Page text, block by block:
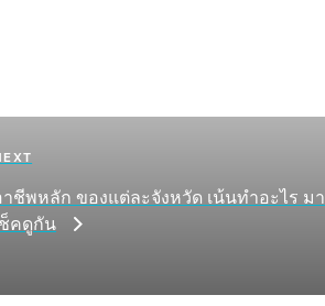
Post
าชีพหลัก ของแต่ละจังหวัด เน้นทำอะไร มา
ช็คดูกัน